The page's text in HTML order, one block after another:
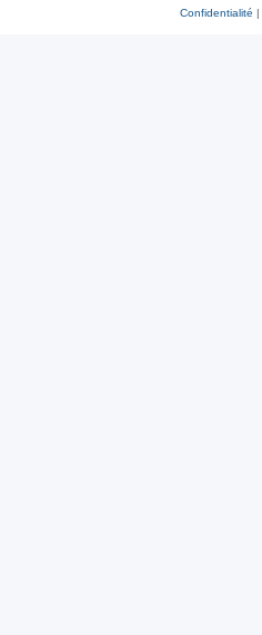
Confidentialité |